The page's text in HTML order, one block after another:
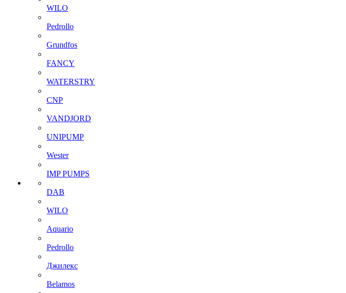
WILO
Pedrollo
Grundfos
FANCY
WATERSTRY
CNP
VANDJORD
UNIPUMP
Wester
IMP PUMPS
DAB
WILO
Aquario
Pedrollo
Джилекс
Belamos